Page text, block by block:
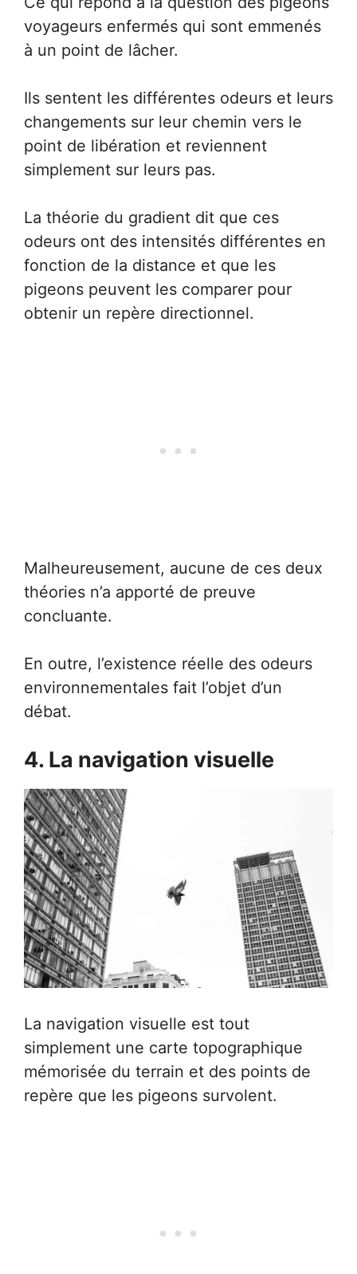
voyageurs enfermés qui sont emmenés
à un point de lâcher.
Ils sentent les différentes odeurs et leurs
changements sur leur chemin vers le
point de libération et reviennent
simplement sur leurs pas.
La théorie du gradient dit que ces
odeurs ont des intensités différentes en
fonction de la distance et que les
pigeons peuvent les comparer pour
obtenir un repère directionnel.
Malheureusement, aucune de ces deux
théories n’a apporté de preuve
concluante.
En outre, l’existence réelle des odeurs
environnementales fait l’objet d’un
débat.
4. La navigation visuelle
La navigation visuelle est tout
simplement une carte topographique
mémorisée du terrain et des points de
repère que les pigeons survolent.